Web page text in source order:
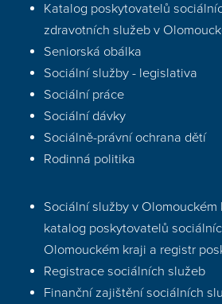
Katalog poskytovatelů
zdravotních služeb v
Seniorská obálka
Sociální služby - legislativa
Sociální práce
Sociální dávky
Sociálně-právní ochrana dětí
Rodinná politika
Sociální služby v Olomouckém
katalog poskytovatelů
Olomouckém kraji a registr
Registrace sociálních služeb
Finanční zajištění sociálních